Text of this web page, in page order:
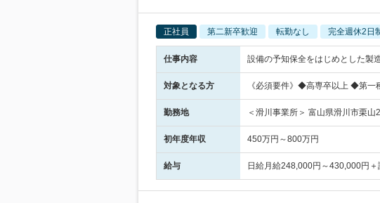
正社員 第二新卒歓迎 転勤なし 完全週休2日
仕事内容 設備の予知保全をはじめとした製
対象となる方 《必須要件》◆高専卒以上 ◆第一
勤務地 ＜滑川事業所＞ 富山県滑川市栗
初年度年収 450万円～800万円
給与 日給月給248,000円～430,000円